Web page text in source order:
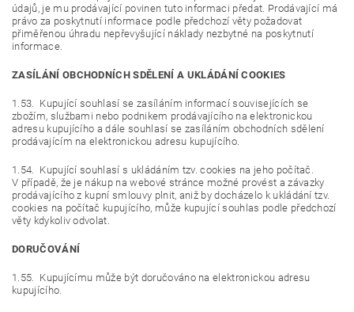
údajů, je mu prodávající povinen tuto informaci předat. Prodávající má
právo za poskytnutí informace podle předchozí věty požadovat
přiměřenou úhradu nepřevyšující náklady nezbytné na poskytnutí
informace.
ZASÍLÁNÍ OBCHODNÍCH SDĚLENÍ A UKLÁDÁNÍ COOKIES
1.53. Kupující souhlasí se zasíláním informací souvisejících se
zbožím, službami nebo podnikem prodávajícího na elektronickou
adresu kupujícího a dále souhlasí se zasíláním obchodních sdělení
prodávajícím na elektronickou adresu kupujícího.
1.54. Kupující souhlasí s ukládáním tzv. cookies na jeho počítač.
V případě, že je nákup na webové stránce možné provést a závazky
prodávajícího z kupní smlouvy plnit, aniž by docházelo k ukládání tzv.
cookies na počítač kupujícího, může kupující souhlas podle předchozí
věty kdykoliv odvolat.
DORUČOVÁNÍ
1.55. Kupujícímu může být doručováno na elektronickou adresu
kupujícího.